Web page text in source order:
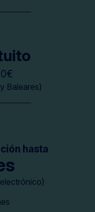
Baleares)
hasta